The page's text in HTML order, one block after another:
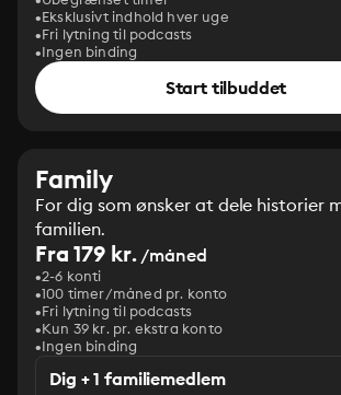
Eksklusivt indhold hver uge
Fri lytning til podcasts
Ingen binding
Start tilbuddet
Family
For dig som ønsker at dele historier
familien.
Fra 179 kr./måned
2-6 konti
100 timer/måned pr. konto
Fri lytning til podcasts
Kun 39 kr. pr. ekstra konto
Ingen binding
Dig + 1 familiemedlem